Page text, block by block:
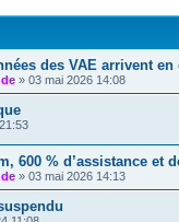
des VAE arrivent
» 03 mai 2026 14:08
600 % d’assistance et
» 03 mai 2026 14:13